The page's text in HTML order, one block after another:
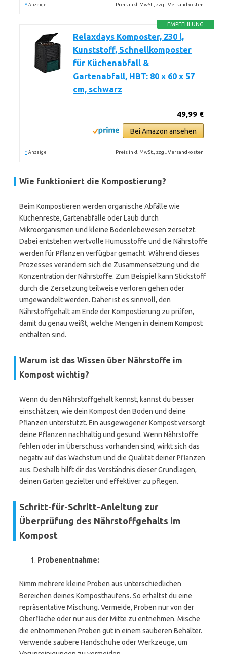
* Anzeige Preis inkl. MwSt., zzgl. Versandkosten
EMPFEHLUNG
Relaxdays Komposter, 230 l,
Kunststoff, Schnellkomposter
für Küchenabfall &
Gartenabfall, HBT: 80 x 60 x 57
cm, schwarz
49,99 €
Bei Amazon ansehen
* Anzeige Preis inkl. MwSt., zzgl. Versandkosten
Wie funktioniert die Kompostierung?
Beim Kompostieren werden organische Abfälle wie
Küchenreste, Gartenabfälle oder Laub durch
Mikroorganismen und kleine Bodenlebewesen zersetzt.
Dabei entstehen wertvolle Humusstoffe und die Nährstoffe
werden für Pflanzen verfügbar gemacht. Während dieses
Prozesses verändern sich die Zusammensetzung und die
Konzentration der Nährstoffe. Zum Beispiel kann Stickstoff
durch die Zersetzung teilweise verloren gehen oder
umgewandelt werden. Daher ist es sinnvoll, den
Nährstoffgehalt am Ende der Kompostierung zu prüfen,
damit du genau weißt, welche Mengen in deinem Kompost
enthalten sind.
Warum ist das Wissen über Nährstoffe im
Kompost wichtig?
Wenn du den Nährstoffgehalt kennst, kannst du besser
einschätzen, wie dein Kompost den Boden und deine
Pflanzen unterstützt. Ein ausgewogener Kompost versorgt
deine Pflanzen nachhaltig und gesund. Wenn Nährstoffe
fehlen oder im Überschuss vorhanden sind, wirkt sich das
negativ auf das Wachstum und die Qualität deiner Pflanzen
aus. Deshalb hilft dir das Verständnis dieser Grundlagen,
deinen Garten gezielter und effektiver zu pflegen.
Schritt-für-Schritt-Anleitung zur
Überprüfung des Nährstoffgehalts im
Kompost
Probenentnahme:
Nimm mehrere kleine Proben aus unterschiedlichen
Bereichen deines Komposthaufens. So erhältst du eine
repräsentative Mischung. Vermeide, Proben nur von der
Oberfläche oder nur aus der Mitte zu entnehmen. Mische
die entnommenen Proben gut in einem sauberen Behälter.
Verwende saubere Handschuhe oder Werkzeuge, um